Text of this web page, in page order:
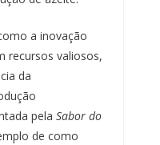
a inovação
recursos valiosos,
da
pela Sabor do
de como